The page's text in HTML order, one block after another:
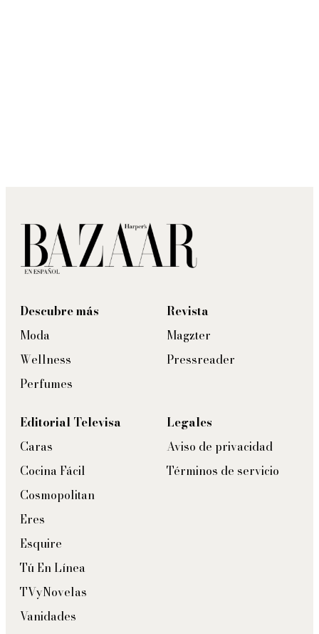
Descubre más
Moda
Wellness
Perfumes
Revista
Magzter
Pressreader
Editorial Televisa
Caras
Cocina Fácil
Cosmopolitan
Eres
Esquire
Tú En Línea
TVyNovelas
Vanidades
Legales
Aviso de privacidad
Términos de servicio